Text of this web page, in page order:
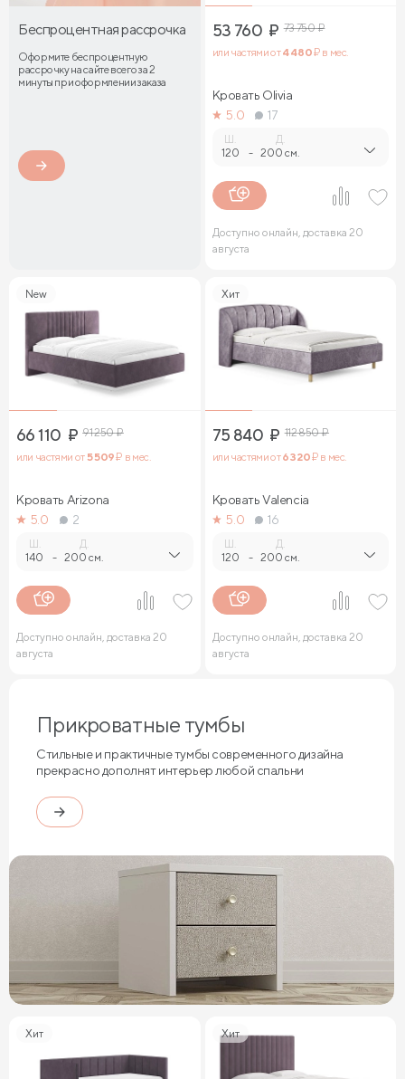
Беспроцентная рассрочка
Оформите беспроцентную
рассрочку на сайте всего за 2
минуты при оформлении заказа
53 760 ₽ 73 750₽
или частями от4 480₽ в мес.
Кровать Olivia
5.0
17
120 -
Д.
200 см.
Доступно онлайн, доставка 20
августа
New
66 110 ₽ 91 250₽
или частями от5 509₽ в мес.
Кровать Arizona
5.0
2
140 -
Д.
200 см.
Доступно онлайн, доставка 20
августа
Хит
75 840 ₽ 112 850₽
или частями от6 320₽ в мес.
Кровать Valencia
5.0
16
120 -
Д.
200 см.
Доступно онлайн, доставка 20
августа
Прикроватные тумбы
Стильные и практичные тумбы современного дизайна
прекрасно дополнят интерьер любой спальни
Хит Хит